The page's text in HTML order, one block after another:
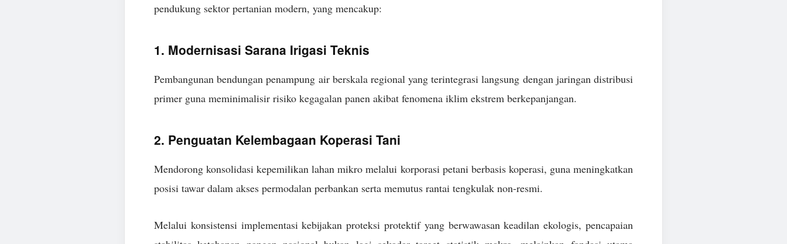
pendukung sektor pertanian modern, yang mencakup:
1. Modernisasi Sarana Irigasi Teknis
Pembangunan bendungan penampung air berskala regional yang terintegrasi langsung dengan jaringan distribusi
primer guna meminimalisir risiko kegagalan panen akibat fenomena iklim ekstrem berkepanjangan.
2. Penguatan Kelembagaan Koperasi Tani
Mendorong konsolidasi kepemilikan lahan mikro melalui korporasi petani berbasis koperasi, guna meningkatkan
posisi tawar dalam akses permodalan perbankan serta memutus rantai tengkulak non-resmi.
Melalui konsistensi implementasi kebijakan proteksi protektif yang berwawasan keadilan ekologis, pencapaian